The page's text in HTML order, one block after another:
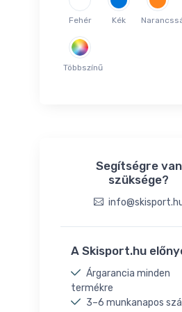
Fehér Kék
Többszínű
Segítségre van
szüksége?
A Skisport.hu
Árgarancia minden
termékre
3–6 munkanapos